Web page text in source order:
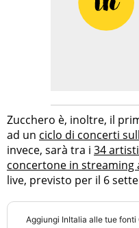
Zucchero è, inoltre, il
ad un ciclo di concerti
invece, sarà tra i 34
concertone in streaming
live, previsto per il 6
Aggiungi InItalia alle tue fonti